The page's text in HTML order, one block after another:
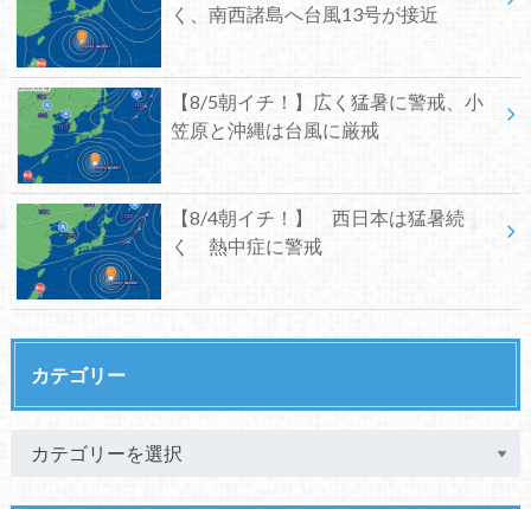
く、南西諸島へ台風13号が接近
【8/5朝イチ！】広く猛暑に警戒、小
笠原と沖縄は台風に厳戒
【8/4朝イチ！】 西日本は猛暑続
く 熱中症に警戒
カテゴリー